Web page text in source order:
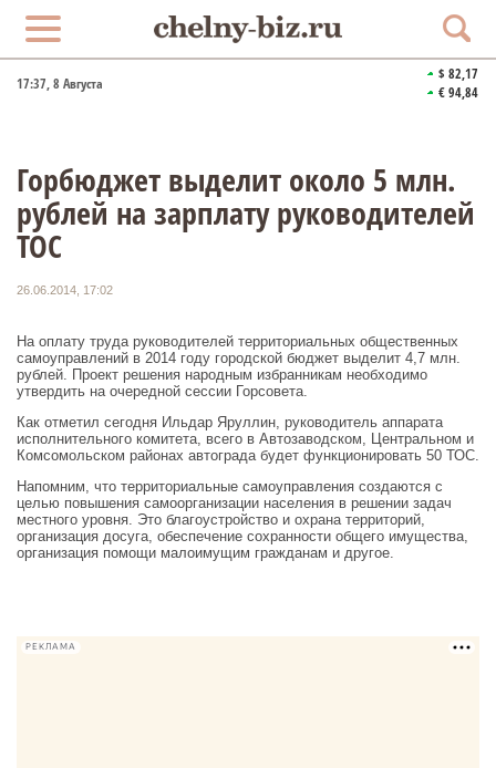
17:37, 8 Августа
$ 82,17
€ 94,84
Горбюджет выделит около 5 млн.
рублей на зарплату руководителей
ТОС
26.06.2014, 17:02
На оплату труда руководителей территориальных общественных
самоуправлений в 2014 году городской бюджет выделит 4,7 млн.
рублей. Проект решения народным избранникам необходимо
утвердить на очередной сессии Горсовета.
Как отметил сегодня Ильдар Яруллин, руководитель аппарата
исполнительного комитета, всего в Автозаводском, Центральном и
Комсомольском районах автограда будет функционировать 50 ТОС.
Напомним, что территориальные самоуправления создаются с
целью повышения самоорганизации населения в решении задач
местного уровня. Это благоустройство и охрана территорий,
организация досуга, обеспечение сохранности общего имущества,
организация помощи малоимущим гражданам и другое.
РЕКЛАМА